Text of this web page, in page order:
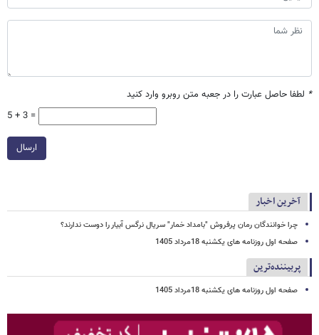
* لطفا حاصل عبارت را در جعبه متن روبرو وارد کنید
5 + 3 =
ارسال
آخرین اخبار
چرا خوانندگان رمان پرفروش "بامداد خمار" سریال نرگس آبیار را دوست ندارند؟
صفحه اول روزنامه های یکشنبه 18مرداد 1405
پربیننده‌ترین
صفحه اول روزنامه های یکشنبه 18مرداد 1405